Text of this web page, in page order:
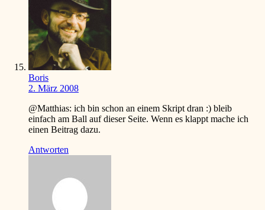
Boris
2. März 2008
@Matthias: ich bin schon an einem Skript dran :) bleib
einfach am Ball auf dieser Seite. Wenn es klappt mache ich
einen Beitrag dazu.
Antworten